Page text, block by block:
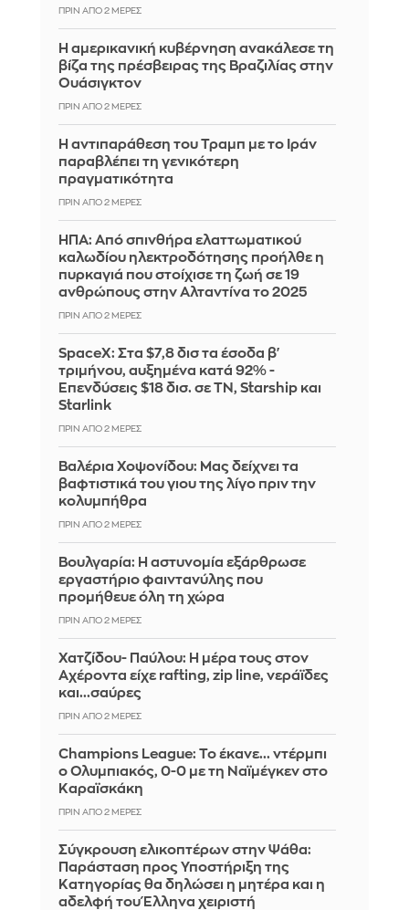
ΠΡΙΝ ΑΠΌ 2 ΜΈΡΕΣ
Η αμερικανική κυβέρνηση ανακάλεσε τη
βίζα της πρέσβειρας της Βραζιλίας στην
Ουάσιγκτον
ΠΡΙΝ ΑΠΌ 2 ΜΈΡΕΣ
Η αντιπαράθεση του Τραμπ με το Ιράν
παραβλέπει τη γενικότερη
πραγματικότητα
ΠΡΙΝ ΑΠΌ 2 ΜΈΡΕΣ
ΗΠΑ: Από σπινθήρα ελαττωματικού
καλωδίου ηλεκτροδότησης προήλθε η
πυρκαγιά που στοίχισε τη ζωή σε 19
ανθρώπους στην Αλταντίνα το 2025
ΠΡΙΝ ΑΠΌ 2 ΜΈΡΕΣ
SpaceX: Στα $7,8 δισ τα έσοδα β'
τριμήνου, αυξημένα κατά 92% -
Επενδύσεις $18 δισ. σε ΤΝ, Starship και
Starlink
ΠΡΙΝ ΑΠΌ 2 ΜΈΡΕΣ
Βαλέρια Χοψονίδου: Μας δείχνει τα
βαφτιστικά του γιου της λίγο πριν την
κολυμπήθρα
ΠΡΙΝ ΑΠΌ 2 ΜΈΡΕΣ
Βουλγαρία: Η αστυνομία εξάρθρωσε
εργαστήριο φαιντανύλης που
προμήθευε όλη τη χώρα
ΠΡΙΝ ΑΠΌ 2 ΜΈΡΕΣ
Χατζίδου- Παύλου: Η μέρα τους στον
Αχέροντα είχε rafting, zip line, νεράϊδες
και...σαύρες
ΠΡΙΝ ΑΠΌ 2 ΜΈΡΕΣ
Champions League: Το έκανε... ντέρμπι
ο Ολυμπιακός, 0-0 με τη Ναϊμέγκεν στο
Καραϊσκάκη
ΠΡΙΝ ΑΠΌ 2 ΜΈΡΕΣ
Σύγκρουση ελικοπτέρων στην Ψάθα:
Παράσταση προς Υποστήριξη της
Κατηγορίας θα δηλώσει η μητέρα και η
αδελφή του Έλληνα χειριστή